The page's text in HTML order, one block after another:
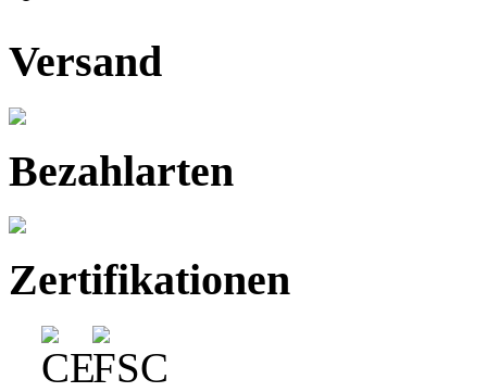
Versand
Bezahlarten
Zertifikationen